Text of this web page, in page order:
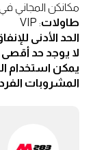
مكانكن المجاني
طاولات: VIP
الحد الأدنى
لا يوجد حد
يمكن استخدام
المشروبات